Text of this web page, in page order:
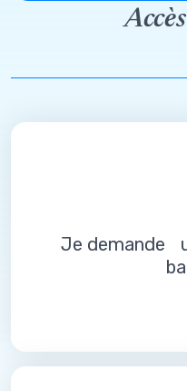
Accès
Je demande